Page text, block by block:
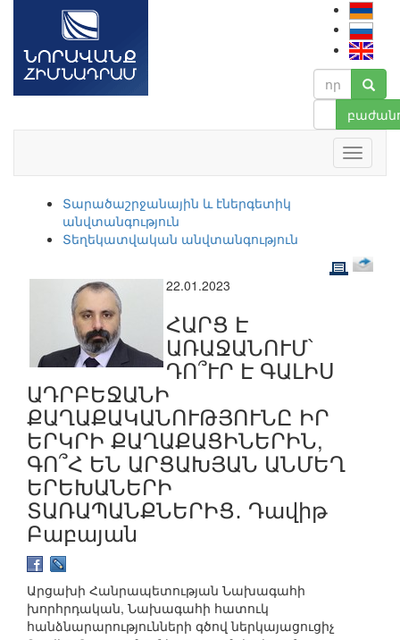
Տարածաշրջանային և էներգետիկ
անվտանգություն
Տեղեկատվական անվտանգություն
22.01.2023
ՀԱՐՑ Է
ԱՌԱՋԱՆՈՒՄ՝
ԴՈ՞ՒՐ Է ԳԱԼԻՍ
ԱԴՐԲԵՋԱՆԻ
ՔԱՂԱՔԱԿԱՆՈՒԹՅՈՒՆԸ ԻՐ
ԵՐԿՐԻ ՔԱՂԱՔԱՑԻՆԵՐԻՆ,
ԳՈ՞Հ ԵՆ ԱՐՑԱԽՅԱՆ ԱՆՄԵՂ
ԵՐԵԽԱՆԵՐԻ
ՏԱՌԱՊԱՆՔՆԵՐԻՑ․ Դավիթ
Բաբայան
Արցախի Հանրապետության Նախագահի
խորհրդական, Նախագահի հատուկ
հանձնարարությունների գծով ներկայացուցիչ